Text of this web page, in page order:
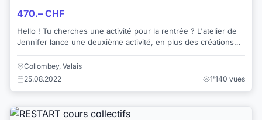
470.– CHF
Hello ! Tu cherches une activité pour la rentrée ? L'atelier de
Jennifer lance une deuxième activité, en plus des créations
Collombey, Valais
25.08.2022
1'140 vues